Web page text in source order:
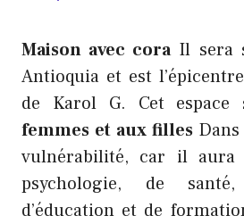
Maison avec coraIl sera
Antioquia et est
de Karol G. Cet espace
femmes et aux fillesDans
vulnérabilité, car il aura
psychologie, de
d’éducation et de